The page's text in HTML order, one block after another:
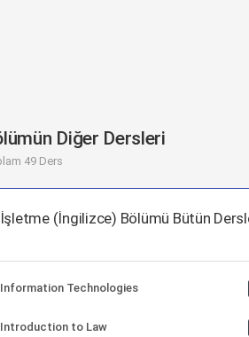
Diğer Dersleri
49 Ders
İşletme (İngilizce) Bölümü Bütün
Information Technologies
Introduction to Law